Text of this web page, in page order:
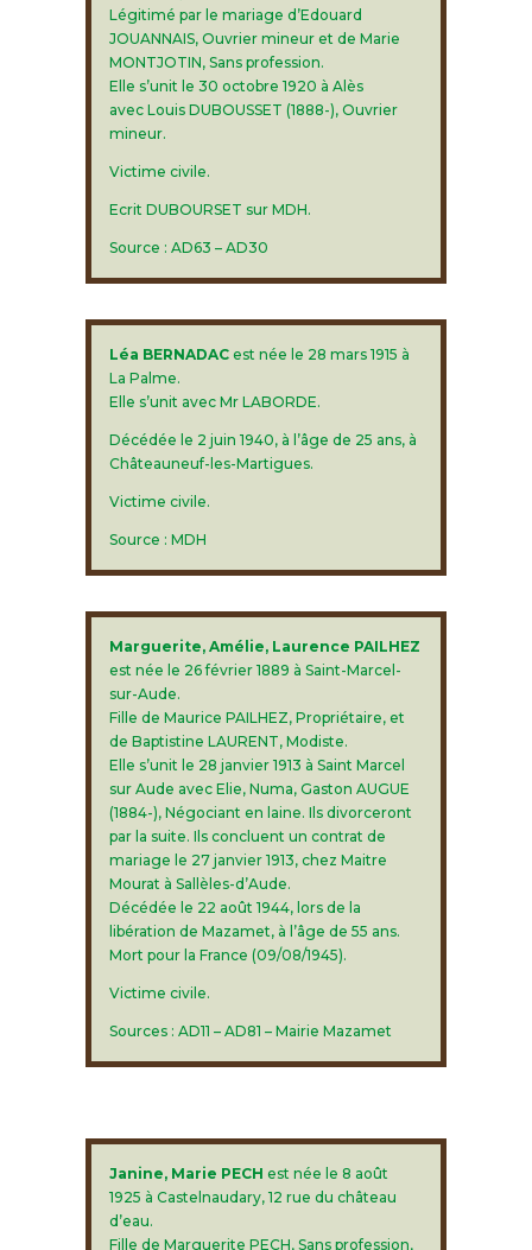
Légitimé par le mariage d’Edouard
JOUANNAIS, Ouvrier mineur et de Marie
MONTJOTIN, Sans profession.
Elle s’unit le 30 octobre 1920 à Alès
avec Louis DUBOUSSET (1888-), Ouvrier
mineur.
Victime civile.
Ecrit DUBOURSET sur MDH.
Source : AD63 – AD30
Léa BERNADAC est née le 28 mars 1915 à
La Palme.
Elle s’unit avec Mr LABORDE.
Décédée le 2 juin 1940, à l’âge de 25 ans, à
Châteauneuf-les-Martigues.
Victime civile.
Source : MDH
Marguerite, Amélie, Laurence PAILHEZ
est née le 26 février 1889 à Saint-Marcel-
sur-Aude.
Fille de Maurice PAILHEZ, Propriétaire, et
de Baptistine LAURENT, Modiste.
Elle s’unit le 28 janvier 1913 à Saint Marcel
sur Aude avec Elie, Numa, Gaston AUGUE
(1884-), Négociant en laine. Ils divorceront
par la suite. Ils concluent un contrat de
mariage le 27 janvier 1913, chez Maitre
Mourat à Sallèles-d’Aude.
Décédée le 22 août 1944, lors de la
libération de Mazamet, à l’âge de 55 ans.
Mort pour la France (09/08/1945).
Victime civile.
Sources : AD11 – AD81 – Mairie Mazamet
Janine, Marie PECH est née le 8 août
1925 à Castelnaudary, 12 rue du château
d’eau.
Fille de Marguerite PECH, Sans profession,